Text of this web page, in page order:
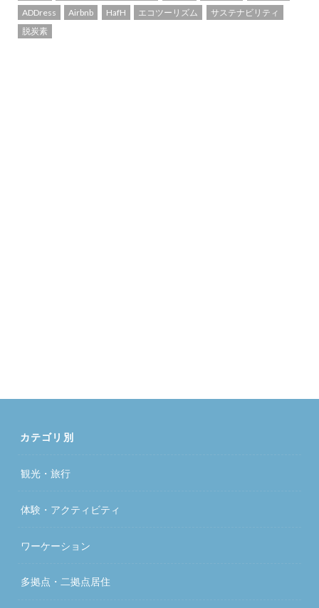
ADDress
Airbnb HafH エコツーリズム
サステナビリティ
脱炭素
カテゴリ別
観光・旅行
体験・アクティビティ
ワーケーション
多拠点・二拠点居住